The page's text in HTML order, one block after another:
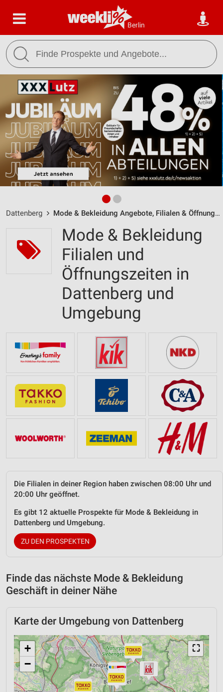
Berlin
Dattenberg Mode & Bekleidung Angebote, Filialen & Öffnungszeiten
Mode & Bekleidung
Filialen und
Öffnungszeiten in
Dattenberg und
Umgebung
Die Filialen in deiner Region haben zwischen 08:00 Uhr und
20:00 Uhr geöffnet.
Es gibt 12 aktuelle Prospekte für Mode & Bekleidung in
Dattenberg und Umgebung.
ZU DEN PROSPEKTEN
Finde das nächste Mode & Bekleidung
Geschäft in deiner Nähe
Karte der Umgebung von Dattenberg
⛶
+
−